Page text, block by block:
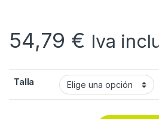
54,79 € Iva
Talla